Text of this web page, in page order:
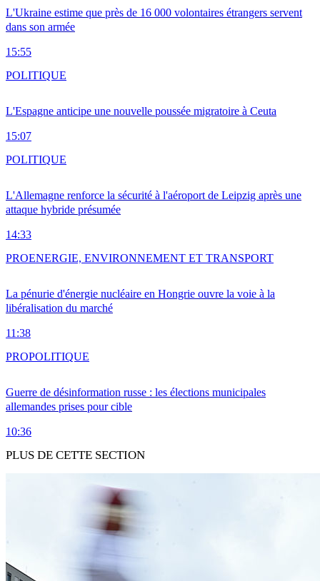
L'Ukraine estime que près de 16 000 volontaires étrangers servent
dans son armée
15:55
L'Espagne anticipe une nouvelle poussée migratoire à Ceuta
15:07
POLITIQUE
L'Allemagne renforce la sécurité à l'aéroport de Leipzig après une
attaque hybride présumée
14:33
POLITIQUE
La pénurie d'énergie nucléaire en Hongrie ouvre la voie à la
libéralisation du marché
11:38
PROENERGIE, ENVIRONNEMENT ET TRANSPORT
Guerre de désinformation russe : les élections municipales
allemandes prises pour cible
10:36
PROPOLITIQUE
PLUS DE CETTE SECTION